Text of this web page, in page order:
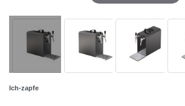
Ich-zapfe